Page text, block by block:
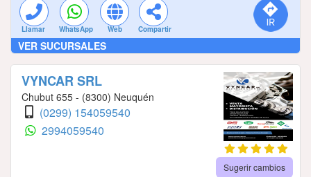
Llamar WhatsApp Web Compartir
VER SUCURSALES
VYNCAR SRL
Chubut 655 - (8300) Neuquén
(0299) 154059540
2994059540
Sugerir cambios